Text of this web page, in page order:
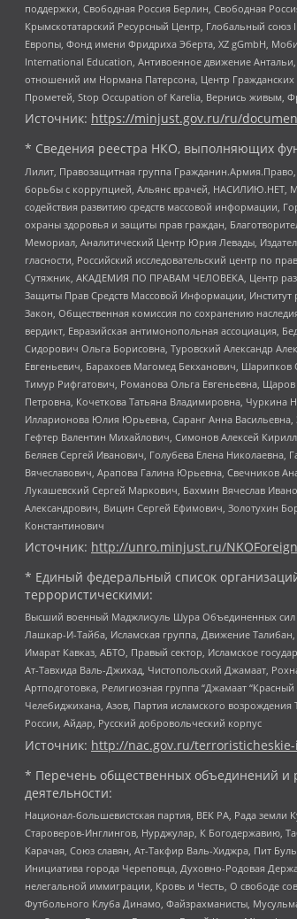
поддержки, Свободная Россия Берлин, Свободная
Крымскотатарский Ресурсный Центр, Глобальный
Европы, Фонд имени Фридриха Эберта, XZ gGmbH,
International Education, Антивоенное движение
отношений им Нормана Патерсона, Центр
Прометей, Stop Occupation of Karelia, Вернись живым,
Источник: https://minjust.gov.ru/ru/
* Сведения реестра НКО, выполняющих
Лилит, Правозащитная группа
борьбы с коррупцией, Альянс врачей, НАСИЛИЮ.НЕТ,
содействия развитию средств массовой информации,
охраны здоровья и защиты прав граждан,
Мемориал, Аналитический Центр Юрия Левады,
гласности, Российский исследовательский центр по
Сутяжник, АКАДЕМИЯ ПО ПРАВАМ ЧЕЛОВЕКА, Центр
Защиты Прав Средств Массовой Информации, Институт
Закон, Общественная комиссия по сохранению
вердикт, Евразийская антимонопольная ассоциация,
Сидорович Ольга Борисовна, Туровский Александр
Евгеньевич, Барахоев Магомед Бекханович,
Тимур Рифгатович, Романова Ольга Евгеньевна,
Петровна, Кочеткова Татьяна Владимировна, Чуркина
Илларионова Юлия Юрьевна, Саранг Анна
Гефтер Валентин Михайлович, Симонов Алексей
Беляев Сергей Иванович, Голубева Елена
Вячеславович, Арапова Галина Юрьевна, Свечников
Лукашевский Сергей Маркович, Бахмин Вячеслав
Александрович, Вицин Сергей Ефимович, Золотухин
Константинович
Источник: http://unro.minjust.ru/
* Единый федеральный список
террористическими:
Высший военный Маджлисуль Шура Объединенных сил
Лашкар-И-Тайба, Исламская группа, Движение
Имарат Кавказ, АБТО, Правый сектор, Исламское
Ат-Тавхида Валь-Джихад, Чистопольский Джамаат,
Артподготовка, Религиозная группа “Джамаат
Челебиджихана, Азов, Партия исламского
России, Айдар, Русский добровольческий корпус
Источник: http://nac.gov.ru/
* Перечень общественных объединений и
деятельности:
Национал-большевистская партия, ВЕК РА, Рада
Староверов-Инглингов, Нурджулар, К Богодержавию,
Карачая, Союз славян, Ат-Такфир Валь-Хиджра, Пит
Инициатива города Череповца, Духовно-Родовая
нелегальной иммиграции, Кровь и Честь, О свободе
Футбольного Клуба Динамо, Файзрахманисты,